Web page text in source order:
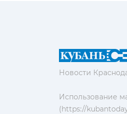
Новости
Использование
(https://